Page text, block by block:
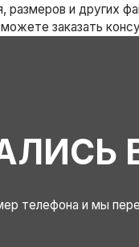
размеров и других
заказать
телефона и мы